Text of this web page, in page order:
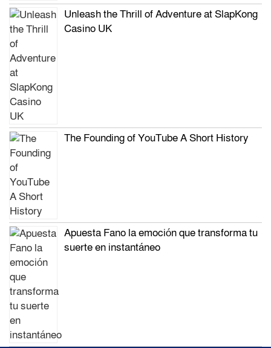
Unleash the Thrill of Adventure at SlapKong
Casino UK
The Founding of YouTube A Short History
Apuesta Fano la emoción que transforma tu
suerte en instantáneo